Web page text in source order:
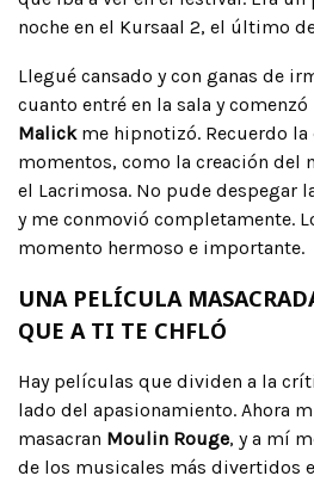
noche en el Kursaal 2, el último
Llegué cansado y con ganas de
cuanto entré en la sala y
Malickme hipnotizó. Recuerdo la
momentos, como la creación del
el Lacrimosa. No pude despegar
y me conmovió completamente.
momento hermoso e importante.
UNA PELÍCULA
QUE A TI TE CHFLÓ
Hay películas que dividen a la
lado del apasionamiento. Ahora
masacran Moulin Rouge, y a mí
de los musicales más divertidos